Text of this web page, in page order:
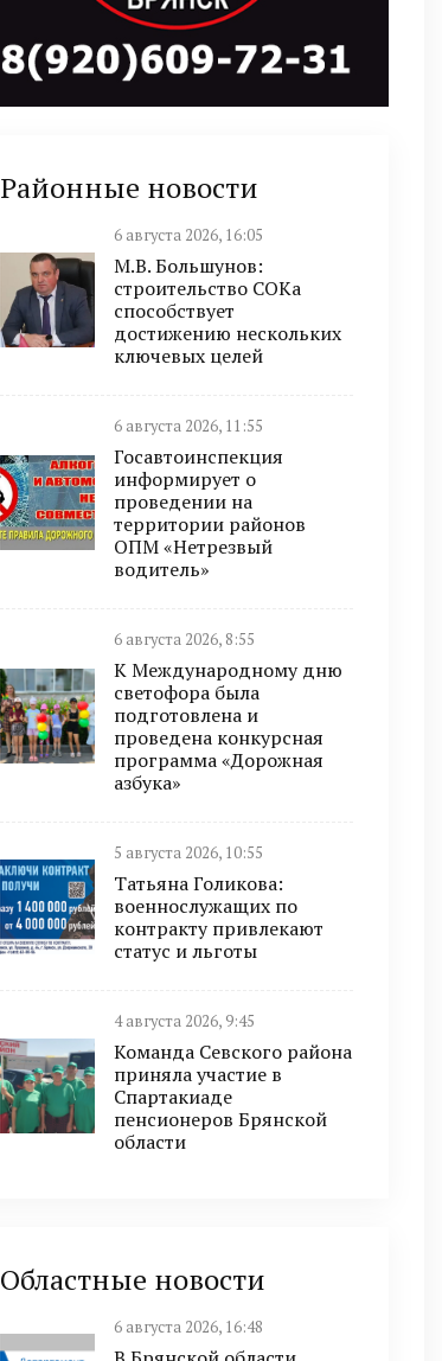
Районные новости
6 августа 2026, 16:05
М.В. Большунов:
строительство СОКа
способствует
достижению нескольких
ключевых целей
6 августа 2026, 11:55
Госавтоинспекция
информирует о
проведении на
территории районов
ОПМ «Нетрезвый
водитель»
6 августа 2026, 8:55
К Международному дню
светофора была
подготовлена и
проведена конкурсная
программа «Дорожная
азбука»
5 августа 2026, 10:55
Татьяна Голикова:
военнослужащих по
контракту привлекают
статус и льготы
4 августа 2026, 9:45
Команда Севского района
приняла участие в
Спартакиаде
пенсионеров Брянской
области
Областные новости
6 августа 2026, 16:48